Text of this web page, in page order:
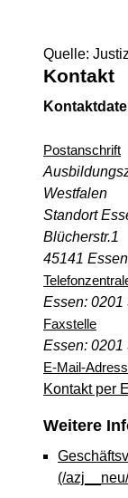
Quelle:
Kontakt
Postanschrift
Westfalen
Standort
Blücherstr.1
45141 Essen
Essen: 0201
Faxstelle
Essen: 0201
E-Mail-
Kontakt per
Weitere
(/